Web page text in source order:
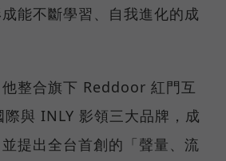
能不斷學習、自我進化的成
整合旗下 Reddoor 紅門互
與 INLY 影領三大品牌，成
提出全台首創的「聲量、流